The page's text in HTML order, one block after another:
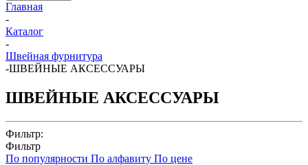
Главная
-
Каталог
-
Швейная фурнитура
-ШВЕЙНЫЕ АКСЕССУАРЫ
ШВЕЙНЫЕ АКСЕССУАРЫ
Фильтр:
Фильтр
По популярности По алфавиту По цене